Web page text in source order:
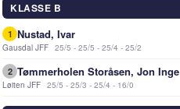
KLASSE B
1 Nustad, Ivar
Gausdal JFF 25/5 - 25/5 - 25/4 - 25/2
2 Tømmerholen Storåsen, Jon Inge
Løiten JFF 25/5 - 25/3 - 25/4 - 16/0